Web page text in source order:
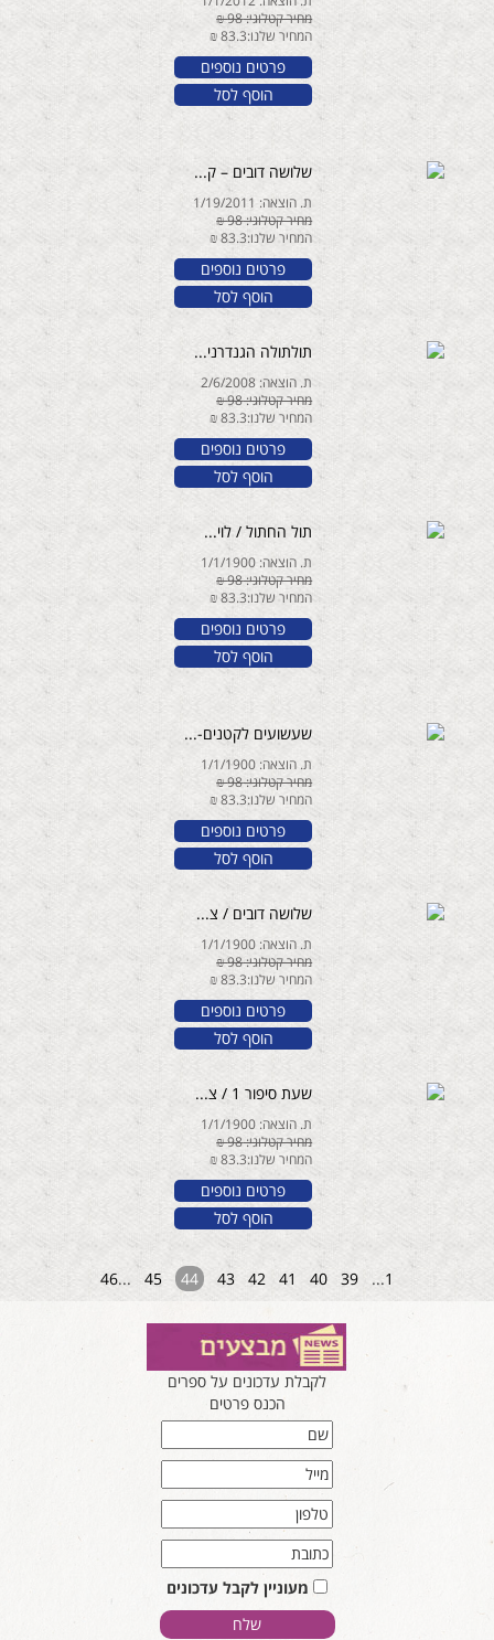
מחיר קטלוגי: 98 ₪
המחיר שלנו:83.3 ₪
פרטים נוספים
הוסף לסל
שלושה דובים – ק...
ת. הוצאה: 1/19/2011
מחיר קטלוגי: 98 ₪
המחיר שלנו:83.3 ₪
פרטים נוספים
הוסף לסל
תולתולה הגנדרני...
ת. הוצאה: 2/6/2008
מחיר קטלוגי: 98 ₪
המחיר שלנו:83.3 ₪
פרטים נוספים
הוסף לסל
תול החתול / לוי...
ת. הוצאה: 1/1/1900
מחיר קטלוגי: 98 ₪
המחיר שלנו:83.3 ₪
פרטים נוספים
הוסף לסל
שעשועים לקטנים-...
ת. הוצאה: 1/1/1900
מחיר קטלוגי: 98 ₪
המחיר שלנו:83.3 ₪
פרטים נוספים
הוסף לסל
שלושה דובים / צ...
ת. הוצאה: 1/1/1900
מחיר קטלוגי: 98 ₪
המחיר שלנו:83.3 ₪
פרטים נוספים
הוסף לסל
שעת סיפור 1 / צ...
ת. הוצאה: 1/1/1900
מחיר קטלוגי: 98 ₪
המחיר שלנו:83.3 ₪
פרטים נוספים
הוסף לסל
1
...
39
40
41
42
43
44
45
...
46
לקבלת עדכונים על ספרים
הכנס פרטים
מעוניין לקבל עדכונים